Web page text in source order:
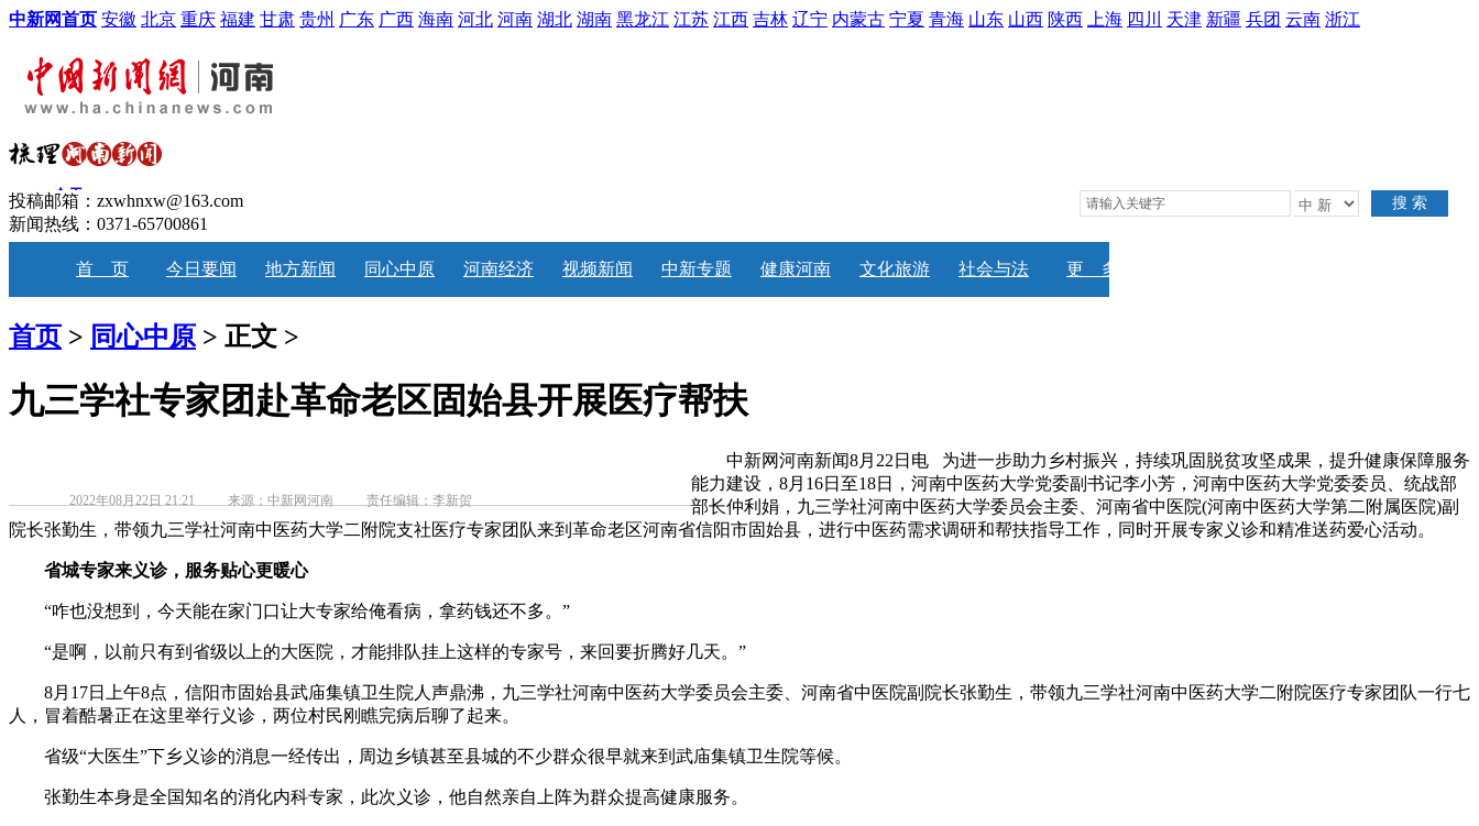
中新网首页 安徽 北京 重庆 福建 甘肃 贵州 广东 广西 海南 河北 河南 湖北 湖南 黑龙江 江苏 江西 吉林 辽宁 内蒙古 宁夏 青海 山东 山西 陕西 上海 四川 天津 新疆 兵团 云南 浙江
搜 索
投稿邮箱：zxwhnxw@163.com
新闻热线：0371-65700861
首 页 今日要闻 地方新闻 同心中原 河南经济 视频新闻 中新专题 健康河南 文化旅游 社会与法 更 多
首页 > 同心中原 > 正文 >
九三学社专家团赴革命老区固始县开展医疗帮扶
2022年08月22日 21:21 来源：中新网河南 责任编辑：李新贺
中新网河南新闻8月22日电 为进一步助力乡村振兴，持续巩固脱贫攻坚成果，提升健康保障服务
能力建设，8月16日至18日，河南中医药大学党委副书记李小芳，河南中医药大学党委委员、统战部
部长仲利娟，九三学社河南中医药大学委员会主委、河南省中医院(河南中医药大学第二附属医院)副
院长张勤生，带领九三学社河南中医药大学二附院支社医疗专家团队来到革命老区河南省信阳市固始县，进行中医药需求调研和帮扶指导工作，同时开展专家义诊和精准送药爱心活动。
省城专家来义诊，服务贴心更暖心
“咋也没想到，今天能在家门口让大专家给俺看病，拿药钱还不多。”
“是啊，以前只有到省级以上的大医院，才能排队挂上这样的专家号，来回要折腾好几天。”
8月17日上午8点，信阳市固始县武庙集镇卫生院人声鼎沸，九三学社河南中医药大学委员会主委、河南省中医院副院长张勤生，带领九三学社河南中医药大学二附院医疗专家团队一行七
人，冒着酷暑正在这里举行义诊，两位村民刚瞧完病后聊了起来。
省级“大医生”下乡义诊的消息一经传出，周边乡镇甚至县城的不少群众很早就来到武庙集镇卫生院等候。
张勤生本身是全国知名的消化内科专家，此次义诊，他自然亲自上阵为群众提高健康服务。